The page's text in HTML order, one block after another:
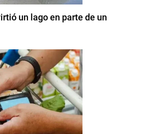
un lago en parte de un